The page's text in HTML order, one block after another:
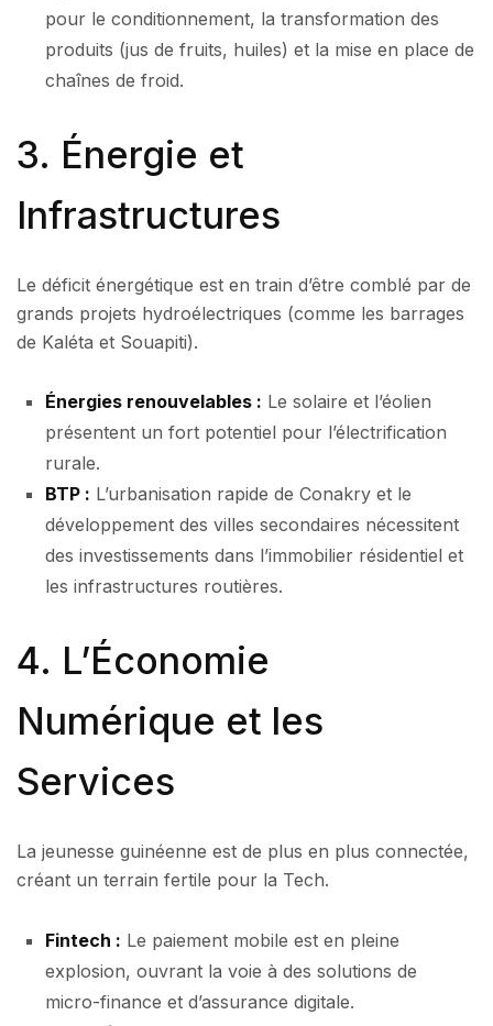
pour le conditionnement, la transformation des
produits (jus de fruits, huiles) et la mise en place de
chaînes de froid.
3. Énergie et
Infrastructures
Le déficit énergétique est en train d’être comblé par de
grands projets hydroélectriques (comme les barrages
de Kaléta et Souapiti).
Énergies renouvelables : Le solaire et l’éolien
présentent un fort potentiel pour l’électrification
rurale.
BTP : L’urbanisation rapide de Conakry et le
développement des villes secondaires nécessitent
des investissements dans l’immobilier résidentiel et
les infrastructures routières.
4. L’Économie
Numérique et les
Services
La jeunesse guinéenne est de plus en plus connectée,
créant un terrain fertile pour la Tech.
Fintech : Le paiement mobile est en pleine
explosion, ouvrant la voie à des solutions de
micro-finance et d’assurance digitale.